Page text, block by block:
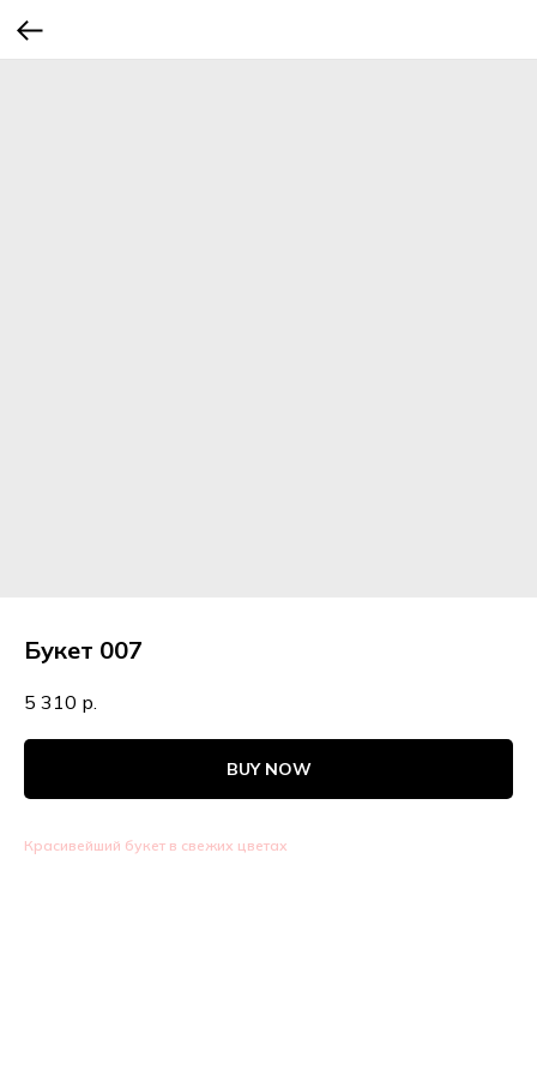
Букет 007
5 310 р.
BUY NOW
Красивейший букет в свежих цветах